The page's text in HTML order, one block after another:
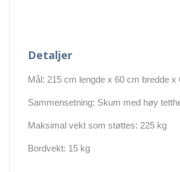
Detaljer
Mål: 215 cm lengde x 60 cm bredde
Sammensetning: Skum med høy
Maksimal vekt som støttes: 225 kg
Bordvekt: 15 kg